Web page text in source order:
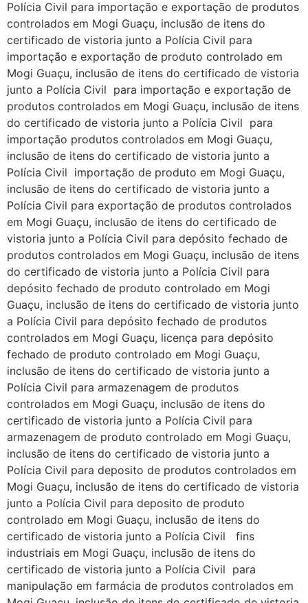
Polícia Civil para importação e exportação de produtos
controlados em Mogi Guaçu, inclusão de itens do
certificado de vistoria junto a Polícia Civil para
importação e exportação de produto controlado em
Mogi Guaçu, inclusão de itens do certificado de vistoria
junto a Polícia Civil para importação e exportação de
produtos controlados em Mogi Guaçu, inclusão de itens
do certificado de vistoria junto a Polícia Civil para
importação produtos controlados em Mogi Guaçu,
inclusão de itens do certificado de vistoria junto a
Polícia Civil importação de produto em Mogi Guaçu,
inclusão de itens do certificado de vistoria junto a
Polícia Civil para exportação de produtos controlados
em Mogi Guaçu, inclusão de itens do certificado de
vistoria junto a Polícia Civil para depósito fechado de
produtos controlados em Mogi Guaçu, inclusão de itens
do certificado de vistoria junto a Polícia Civil para
depósito fechado de produto controlado em Mogi
Guaçu, inclusão de itens do certificado de vistoria junto
a Polícia Civil para depósito fechado de produtos
controlados em Mogi Guaçu, licença para depósito
fechado de produto controlado em Mogi Guaçu,
inclusão de itens do certificado de vistoria junto a
Polícia Civil para armazenagem de produtos
controlados em Mogi Guaçu, inclusão de itens do
certificado de vistoria junto a Polícia Civil para
armazenagem de produto controlado em Mogi Guaçu,
inclusão de itens do certificado de vistoria junto a
Polícia Civil para deposito de produtos controlados em
Mogi Guaçu, inclusão de itens do certificado de vistoria
junto a Polícia Civil para deposito de produto
controlado em Mogi Guaçu, inclusão de itens do
certificado de vistoria junto a Polícia Civil fins
industriais em Mogi Guaçu, inclusão de itens do
certificado de vistoria junto a Polícia Civil para
manipulação em farmácia de produtos controlados em